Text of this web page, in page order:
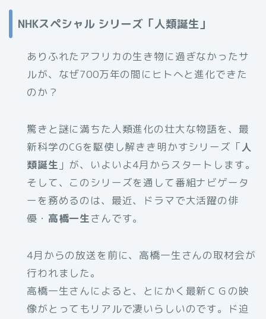
NHKスペシャル シリーズ「人類誕生」
ありふれたアフリカの生き物に過ぎなかったサ
ルが、なぜ700万年の間にヒトへと進化できた
のか？
驚きと謎に満ちた人類進化の壮大な物語を、最
新科学のCGを駆使し解きき明かすシリーズ「人
類誕生 」が、いよいよ4月からスタートします。
そして、このシリーズを通して番組ナビゲータ
ーを務めるのは、最近、ドラマで大活躍の俳
優・ 高橋一生さんです。
4月からの放送を前に、高橋一生さんの取材会が
行われました。
高橋一生さんによると、とにかく最新ＣＧの映
像がとってもリアルで凄いらしいのです。ド迫